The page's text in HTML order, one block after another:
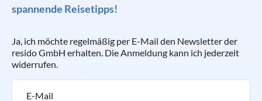
spannende Reisetipps!
Ja, ich möchte regelmäßig per E-Mail den Newsletter der
resido GmbH erhalten. Die Anmeldung kann ich jederzeit
widerrufen.